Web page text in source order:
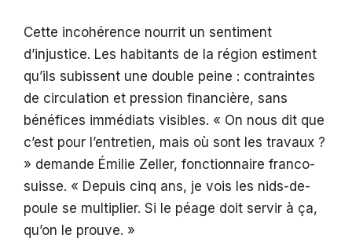
Cette incohérence nourrit un sentiment
d’injustice. Les habitants de la région estiment
qu’ils subissent une double peine : contraintes
de circulation et pression financière, sans
bénéfices immédiats visibles. « On nous dit que
c’est pour l’entretien, mais où sont les travaux ?
» demande Émilie Zeller, fonctionnaire franco-
suisse. « Depuis cinq ans, je vois les nids-de-
poule se multiplier. Si le péage doit servir à ça,
qu’on le prouve. »